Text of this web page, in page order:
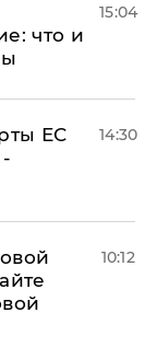
что и
15:04
ЕС
14:30
10:12